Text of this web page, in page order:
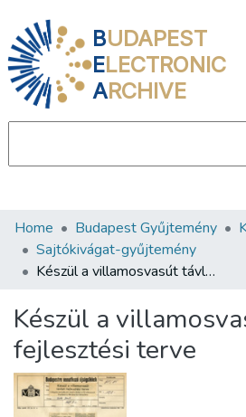
BUDAPEST
ELECTRONIC
ARCHIVE
Communities & Collections
All of DSpace
About us
Home Budapest Gyűjtemény
Sajtókivágat-gyűjtemény
Készül a villamosvasút távlati fejlesztési terve
Készül a
fejlesztési terve